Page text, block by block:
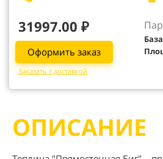
31997.00 ₽
Оформить заказ
Заказать с доставкой
ОПИСАНИЕ